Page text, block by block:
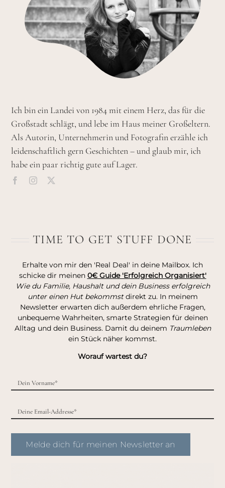
Ich bin ein Landei von 1984 mit einem Herz, das für die
Großstadt schlägt, und lebe im Haus meiner Großeltern.
Als Autorin, Unternehmerin und Fotografin erzähle ich
leidenschaftlich gern Geschichten – und glaub mir, ich
habe ein paar richtig gute auf Lager.
TIME TO GET STUFF DONE
Erhalte von mir den 'Real Deal' in deine Mailbox. Ich
schicke dir meinen 0€ Guide 'Erfolgreich Organisiert'
Wie du Familie, Haushalt und dein Business erfolgreich
unter einen Hut bekommstdirekt zu. In meinem
Newsletter erwarten dich außerdem ehrliche Fragen,
unbequeme Wahrheiten, smarte Strategien für deinen
Alltag und dein Business. Damit du deinem Traumleben
ein Stück näher kommst.
Worauf wartest du?
Melde dich für meinen Newsletter an